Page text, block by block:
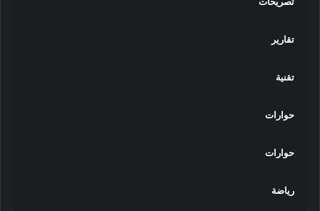
تقارير
تقنية
حوارات
حوارات
رياضة